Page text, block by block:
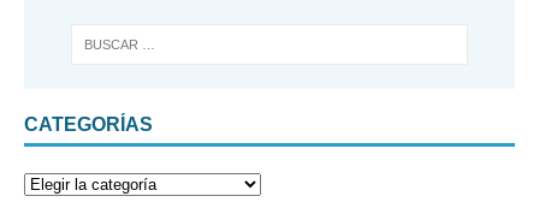
CATEGORÍAS